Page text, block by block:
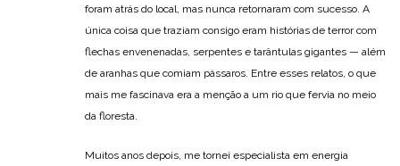
foram atrás do local, mas nunca retornaram com sucesso. A
única coisa que traziam consigo eram histórias de terror com
flechas envenenadas, serpentes e tarântulas gigantes — além
de aranhas que comiam pássaros. Entre esses relatos, o que
mais me fascinava era a menção a um rio que fervia no meio
da floresta.
Muitos anos depois, me tornei especialista em energia